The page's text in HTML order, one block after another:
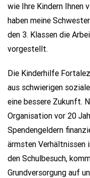
wie Ihre Kindern Ihnen
haben meine
den 3. Klassen die
vorgestellt.
Die Kinderhilfe
aus schwierigen
eine bessere Zukunft.
Organisation vor 20
Spendengeldern
ärmsten
den Schulbesuch,
Grundversorgung auf